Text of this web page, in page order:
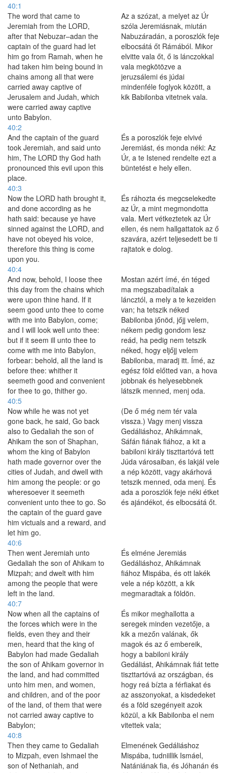
40:1
The word that came to
Jeremiah from the LORD,
after that Nebuzar–adan the
captain of the guard had let
him go from Ramah, when he
had taken him being bound in
chains among all that were
carried away captive of
Jerusalem and Judah, which
were carried away captive
unto Babylon.
Az a szózat, a melyet az Úr
szóla Jeremiásnak, miután
Nabuzáradán, a poroszlók feje
elbocsátá őt Rámából. Mikor
elvitte vala őt, ő is lánczokkal
vala megkötözve a
jeruzsálemi és júdai
mindenféle foglyok között, a
kik Babilonba vitetnek vala.
40:2
And the captain of the guard
took Jeremiah, and said unto
him, The LORD thy God hath
pronounced this evil upon this
place.
És a poroszlók feje elvivé
Jeremiást, és monda néki: Az
Úr, a te Istened rendelte ezt a
büntetést e hely ellen.
40:3
Now the LORD hath brought it,
and done according as he
hath said: because ye have
sinned against the LORD, and
have not obeyed his voice,
therefore this thing is come
upon you.
És ráhozta és megcselekedte
az Úr, a mint megmondotta
vala. Mert vétkeztetek az Úr
ellen, és nem hallgattatok az ő
szavára, azért teljesedett be ti
rajtatok e dolog.
40:4
And now, behold, I loose thee
this day from the chains which
were upon thine hand. If it
seem good unto thee to come
with me into Babylon, come;
and I will look well unto thee:
but if it seem ill unto thee to
come with me into Babylon,
forbear: behold, all the land is
before thee: whither it
seemeth good and convenient
for thee to go, thither go.
Mostan azért ímé, én téged
ma megszabadítalak a
láncztól, a mely a te kezeiden
van; ha tetszik néked
Babilonba jőnöd, jőjj velem,
nékem pedig gondom lesz
reád, ha pedig nem tetszik
néked, hogy eljőjj velem
Babilonba, maradj itt. Ímé, az
egész föld előtted van, a hova
jobbnak és helyesebbnek
látszik menned, menj oda.
40:5
Now while he was not yet
gone back, he said, Go back
also to Gedaliah the son of
Ahikam the son of Shaphan,
whom the king of Babylon
hath made governor over the
cities of Judah, and dwell with
him among the people: or go
wheresoever it seemeth
convenient unto thee to go. So
the captain of the guard gave
him victuals and a reward, and
let him go.
(De ő még nem tér vala
vissza.) Vagy menj vissza
Gedáliáshoz, Ahikámnak,
Sáfán fiának fiához, a kit a
babiloni király tiszttartóvá tett
Júda városaiban, és lakjál vele
a nép között, vagy akárhová
tetszik menned, oda menj. És
ada a poroszlók feje néki étket
és ajándékot, és elbocsátá őt.
40:6
Then went Jeremiah unto
Gedaliah the son of Ahikam to
Mizpah; and dwelt with him
among the people that were
left in the land.
És elméne Jeremiás
Gedáliáshoz, Ahikámnak
fiához Mispába, és ott lakék
vele a nép között, a kik
megmaradtak a földön.
40:7
Now when all the captains of
the forces which were in the
fields, even they and their
men, heard that the king of
Babylon had made Gedaliah
the son of Ahikam governor in
the land, and had committed
unto him men, and women,
and children, and of the poor
of the land, of them that were
not carried away captive to
Babylon;
És mikor meghallotta a
seregek minden vezetője, a
kik a mezőn valának, ők
magok és az ő embereik,
hogy a babiloni király
Gedáliást, Ahikámnak fiát tette
tiszttartóvá az országban, és
hogy reá bízta a férfiakat és
az asszonyokat, a kisdedeket
és a föld szegényeit azok
közül, a kik Babilonba el nem
vitettek vala;
40:8
Then they came to Gedaliah
to Mizpah, even Ishmael the
son of Nethaniah, and
Elmenének Gedáliáshoz
Mispába, tudniillik Ismáel,
Natániának fia, és Jóhanán és